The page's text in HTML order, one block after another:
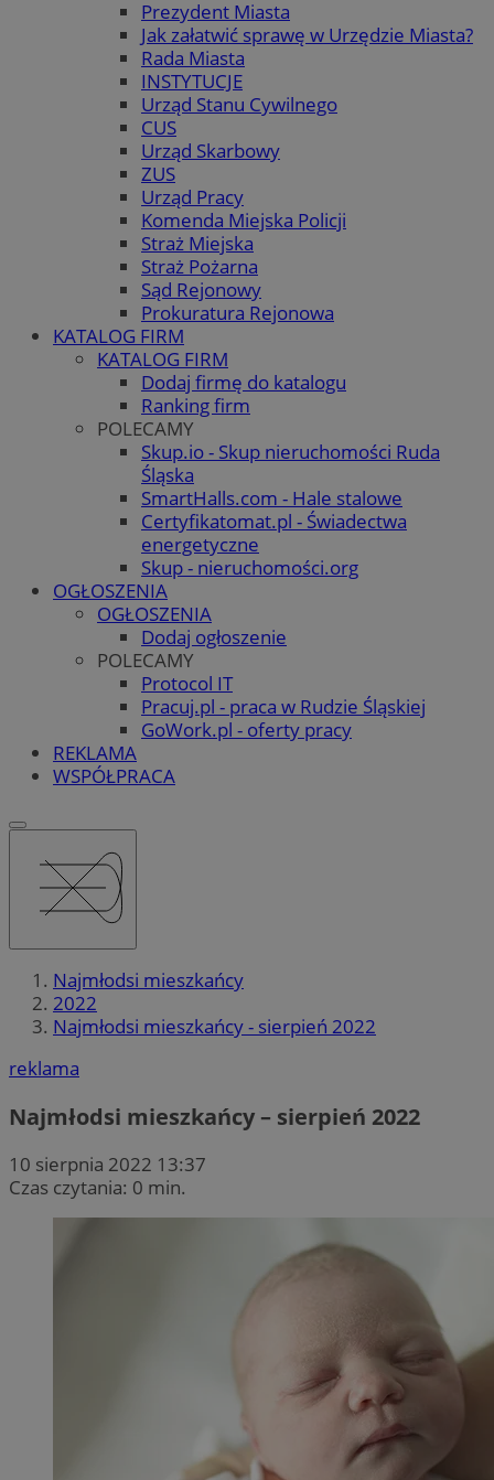
Prezydent Miasta
Jak załatwić sprawę w Urzędzie Miasta?
Rada Miasta
INSTYTUCJE
Urząd Stanu Cywilnego
CUS
Urząd Skarbowy
ZUS
Urząd Pracy
Komenda Miejska Policji
Straż Miejska
Straż Pożarna
Sąd Rejonowy
Prokuratura Rejonowa
KATALOG FIRM
KATALOG FIRM
Dodaj firmę do katalogu
Ranking firm
POLECAMY
Skup.io - Skup nieruchomości Ruda
Śląska
SmartHalls.com - Hale stalowe
Certyfikatomat.pl - Świadectwa
energetyczne
Skup - nieruchomości.org
OGŁOSZENIA
OGŁOSZENIA
Dodaj ogłoszenie
POLECAMY
Protocol IT
Pracuj.pl - praca w Rudzie Śląskiej
GoWork.pl - oferty pracy
REKLAMA
WSPÓŁPRACA
Najmłodsi mieszkańcy
2022
Najmłodsi mieszkańcy - sierpień 2022
reklama
Najmłodsi mieszkańcy – sierpień 2022
10 sierpnia 2022 13:37
Czas czytania: 0 min.